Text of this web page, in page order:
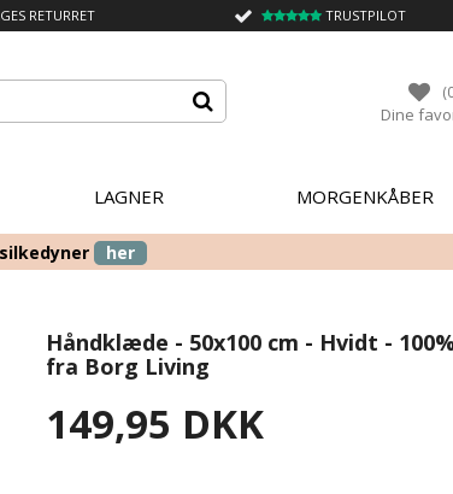
RETURRET TRUSTPILOT
Dine
LAGNER MORGENKÅBER
her
Håndklæde - 50x100 cm - Hvidt -
fra Borg Living
149,95 DKK